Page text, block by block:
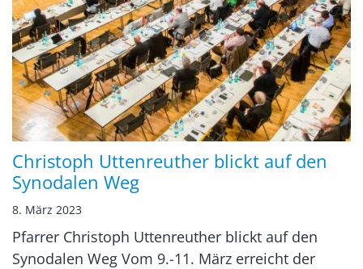
Christoph Uttenreuther blickt auf den
Synodalen Weg
8. März 2023
Pfarrer Christoph Uttenreuther blickt auf den
Synodalen Weg Vom 9.-11. März erreicht der